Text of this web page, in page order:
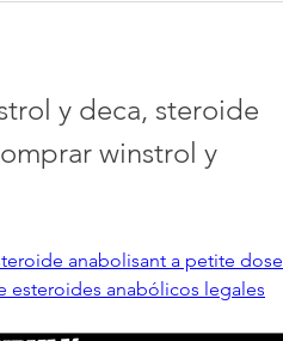
y deca, steroide
winstrol y
anabolisant a petite dose
esteroides anabólicos legales